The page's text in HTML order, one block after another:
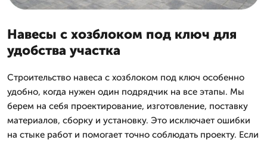
Навесы с хозблоком под ключ для
удобства участка
Строительство навеса с хозблоком под ключ особенно
удобно, когда нужен один подрядчик на все этапы. Мы
берем на себя проектирование, изготовление, поставку
материалов, сборку и установку. Это исключает ошибки
на стыке работ и помогает точно соблюдать проекту. Если